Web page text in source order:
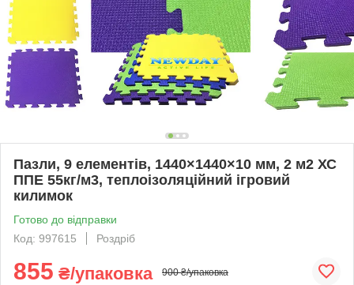
Пазли, 9 елементів, 1440×1440×10 мм, 2 м2 ХС
ППЕ 55кг/м3, теплоізоляційний ігровий
килимок
Готово до відправки
Код: 997615
Роздріб
855 ₴/упаковка 900 ₴/упаковка